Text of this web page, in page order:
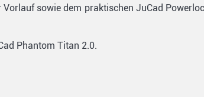
sowie dem praktischen JuCad
Phantom Titan 2.0.